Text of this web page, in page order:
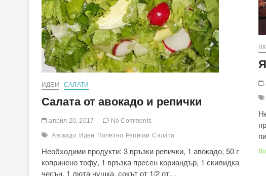
ИДЕИ САЛАТИ
Салата от авокадо и репички
април 20, 2017 No Comments
Авокадо Идеи Полезно Репички Салата
Необходими продукти: 3 връзки репички, 1 авокадо, 50 г
копринено тофу, 1 връзка пресен кориандър, 1 скилидка
чесън, 1 люта чушка, сокът от 1/2 от…